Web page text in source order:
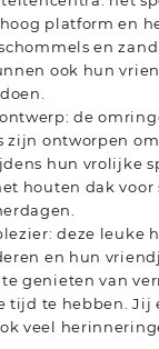
hoog platform en
en
ook hun
de
zijn ontworpen
hun vrolijke
houten dak voor
deze leuke
en hun
genieten van
tijd te hebben. Jij
veel